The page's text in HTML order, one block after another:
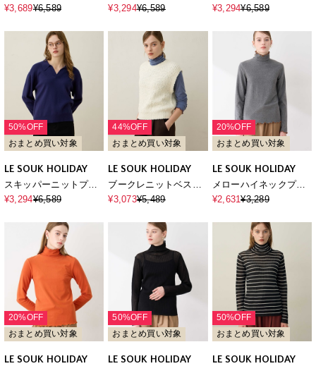
プルオーバー【ハンド
¥3,689¥6,589
オーバー【ハンドウォ
¥3,294¥6,589
オーバー【ハンドウォ
¥3,294¥6,589
50%OFF
おまとめ買い対象
LE SOUK HOLIDAY
スキッパーニットプル
オーバー【ハンドウォ
¥3,294¥6,589
44%OFF
おまとめ買い対象
LE SOUK HOLIDAY
ブークレニットベスト
【ハンドウォッシャブ
¥3,073¥5,489
20%OFF
おまとめ買い対象
LE SOUK HOLIDAY
メローハイネックプル
オーバー
¥2,631¥3,289
20%OFF
おまとめ買い対象
LE SOUK HOLIDAY
50%OFF
おまとめ買い対象
LE SOUK HOLIDAY
50%OFF
おまとめ買い対象
LE SOUK HOLIDAY